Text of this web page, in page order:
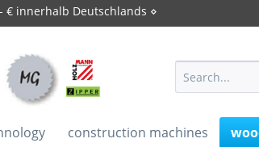
€ innerhalb Deutschlands ⋄
construction machines